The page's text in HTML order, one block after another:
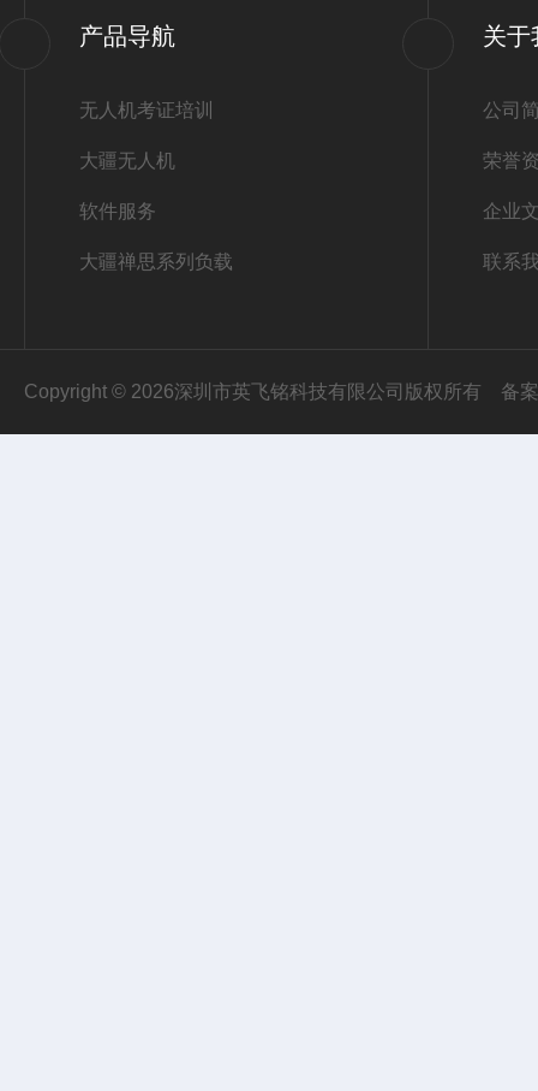
产品导航
无人机考证培训
大疆无人机
软件服务
大疆禅思系列负载
关于
公司
荣誉
企业
联系
Copyright © 2026深圳市英飞铭科技有限公司版权所有 备